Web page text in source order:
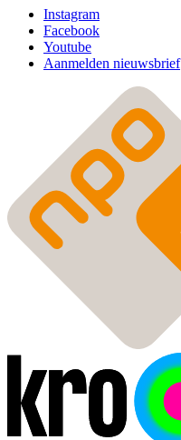
Instagram
Facebook
Youtube
Aanmelden nieuwsbrief